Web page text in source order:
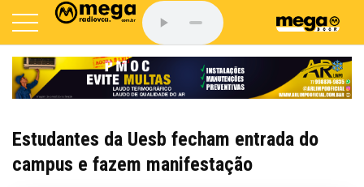
Estudantes da Uesb fecham entrada do
campus e fazem manifestação